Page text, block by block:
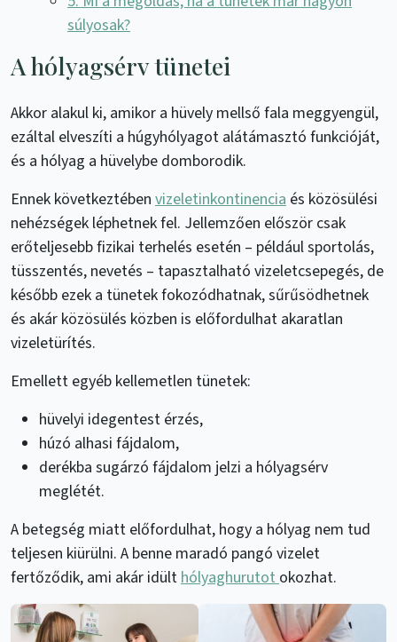
súlyosak?
A hólyagsérv tünetei
Akkor alakul ki, amikor a hüvely mellső fala meggyengül,
ezáltal elveszíti a húgyhólyagot alátámasztó funkcióját,
és a hólyag a hüvelybe domborodik.
Ennek következtében vizeletinkontinencia és közösülési
nehézségek léphetnek fel. Jellemzően először csak
erőteljesebb fizikai terhelés esetén – például sportolás,
tüsszentés, nevetés – tapasztalható vizeletcsepegés, de
később ezek a tünetek fokozódhatnak, sűrűsödhetnek
és akár közösülés közben is előfordulhat akaratlan
vizeletürítés.
Emellett egyéb kellemetlen tünetek:
hüvelyi idegentest érzés,
húzó alhasi fájdalom,
derékba sugárzó fájdalom jelzi a hólyagsérv
meglétét.
A betegség miatt előfordulhat, hogy a hólyag nem tud
teljesen kiürülni. A benne maradó pangó vizelet
fertőződik, ami akár idült hólyaghurutot okozhat.